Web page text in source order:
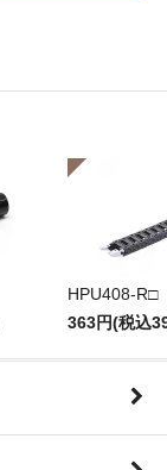
HPU408-R□
363円(税込